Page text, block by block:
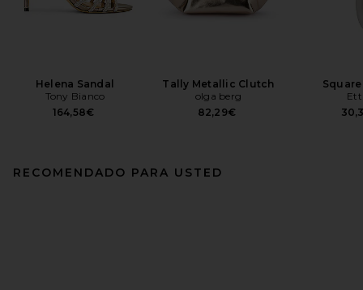
Helena Sandal
Tony Bianco
164,58€
Tally Metallic Clutch
olga berg
82,29€
RECOMENDADO PARA USTED